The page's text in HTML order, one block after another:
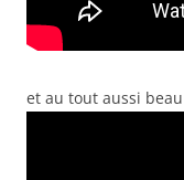
et au tout aussi beau